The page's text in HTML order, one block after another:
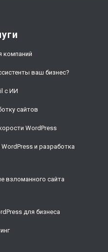
компаний
ваш бизнес?
с ИИ
сайтов
WordPress
и разработка
взломанного сайта
для бизнеса